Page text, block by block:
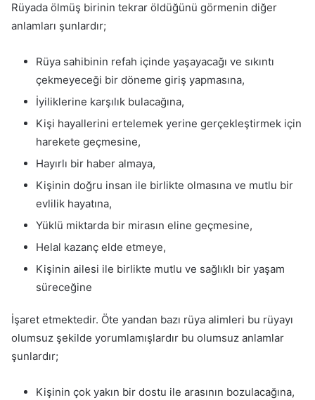
Rüyada ölmüş birinin tekrar öldüğünü görmenin diğer
anlamları şunlardır;
Rüya sahibinin refah içinde yaşayacağı ve sıkıntı
çekmeyeceği bir döneme giriş yapmasına,
İyiliklerine karşılık bulacağına,
Kişi hayallerini ertelemek yerine gerçekleştirmek için
harekete geçmesine,
Hayırlı bir haber almaya,
Kişinin doğru insan ile birlikte olmasına ve mutlu bir
evlilik hayatına,
Yüklü miktarda bir mirasın eline geçmesine,
Helal kazanç elde etmeye,
Kişinin ailesi ile birlikte mutlu ve sağlıklı bir yaşam
süreceğine
İşaret etmektedir. Öte yandan bazı rüya alimleri bu rüyayı
olumsuz şekilde yorumlamışlardır bu olumsuz anlamlar
şunlardır;
Kişinin çok yakın bir dostu ile arasının bozulacağına,